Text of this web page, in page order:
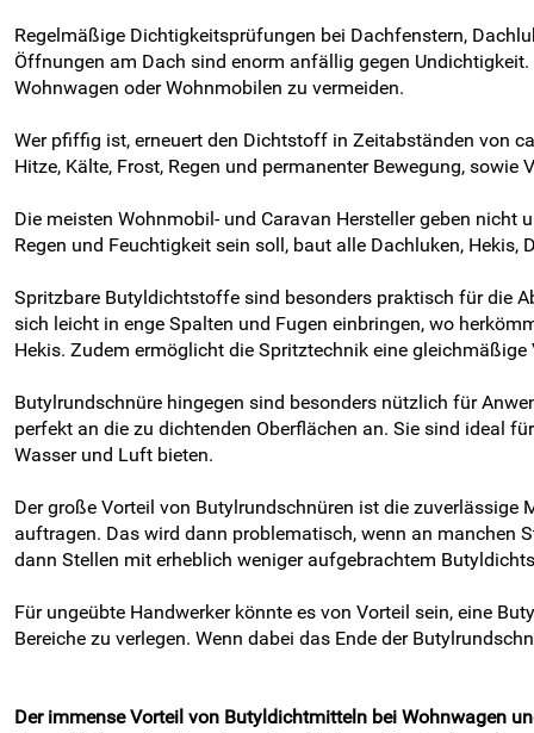
Regelmäßige Dichtigkeitsprüfungen bei Dachfenstern,
Öffnungen am Dach sind enorm anfällig gegen
Wohnwagen oder Wohnmobilen zu vermeiden.
Wer pfiffig ist, erneuert den Dichtstoff in Zeitabständen von
Hitze, Kälte, Frost, Regen und permanenter Bewegung,
Die meisten Wohnmobil- und Caravan Hersteller geben
Regen und Feuchtigkeit sein soll, baut alle Dachluken,
Spritzbare Butyldichtstoffe sind besonders praktisch für die
sich leicht in enge Spalten und Fugen einbringen, wo
Hekis. Zudem ermöglicht die Spritztechnik eine
Butylrundschnüre hingegen sind besonders nützlich für
perfekt an die zu dichtenden Oberflächen an. Sie sind ideal
Wasser und Luft bieten.
Der große Vorteil von Butylrundschnüren ist die
auftragen. Das wird dann problematisch, wenn an manchen
dann Stellen mit erheblich weniger aufgebrachtem
Für ungeübte Handwerker könnte es von Vorteil sein, eine
Bereiche zu verlegen. Wenn dabei das Ende der
Der immense Vorteil von Butyldichtmitteln bei Wohnwagen